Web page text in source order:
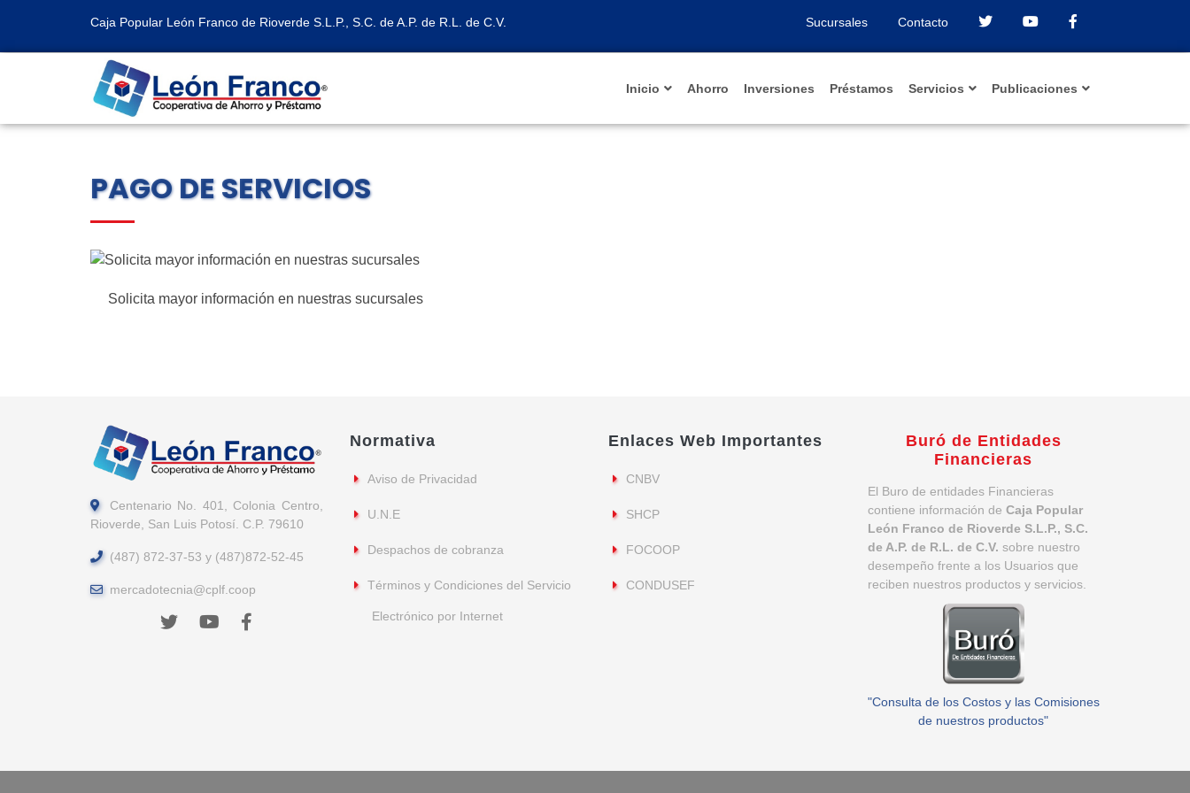
Caja Popular León Franco de Rioverde S.L.P., S.C. de A.P. de R.L. de C.V. Sucursales Contacto
Inicio Ahorro Inversiones Préstamos Servicios Publicaciones
PAGO DE SERVICIOS
Solicita mayor información en nuestras sucursales
Centenario No. 401, Colonia Centro,
Rioverde, San Luis Potosí. C.P. 79610
(487) 872-37-53 y (487)872-52-45
mercadotecnia@cplf.coop
Normativa
Aviso de Privacidad
U.N.E
Despachos de cobranza
Términos y Condiciones del Servicio
Electrónico por Internet
Enlaces Web Importantes
CNBV
SHCP
FOCOOP
CONDUSEF
Buró de Entidades
Financieras
El Buro de entidades Financieras
contiene información de Caja Popular
León Franco de Rioverde S.L.P., S.C.
de A.P. de R.L. de C.V. sobre nuestro
desempeño frente a los Usuarios que
reciben nuestros productos y servicios.
"Consulta de los Costos y las Comisiones
de nuestros productos"